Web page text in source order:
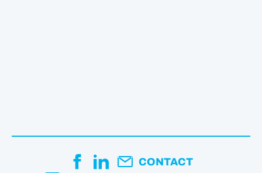
CONTACT